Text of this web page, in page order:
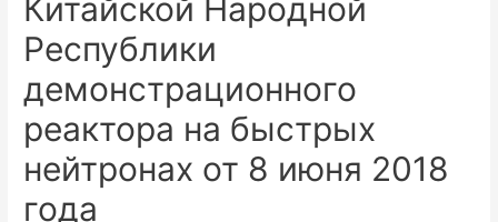
Китайской Народной
Республики
демонстрационного
реактора на быстрых
нейтронах от 8 июня 2018
года